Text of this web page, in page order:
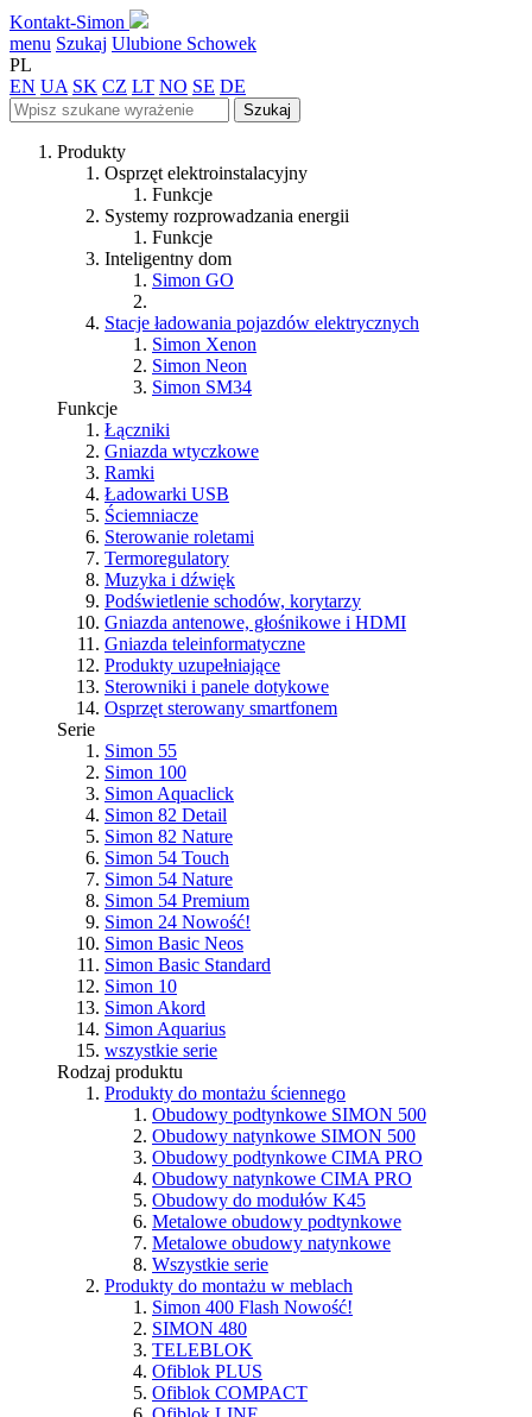
Kontakt-Simon
menu Szukaj Ulubione Schowek
PL
EN UA SK CZ LT NO SE DE
Szukaj
Produkty
Osprzęt elektroinstalacyjny
Funkcje
Systemy rozprowadzania energii
Funkcje
Inteligentny dom
Simon GO
Stacje ładowania pojazdów elektrycznych
Simon Xenon
Simon Neon
Simon SM34
Funkcje
Łączniki
Gniazda wtyczkowe
Ramki
Ładowarki USB
Ściemniacze
Sterowanie roletami
Termoregulatory
Muzyka i dźwięk
Podświetlenie schodów, korytarzy
Gniazda antenowe, głośnikowe i HDMI
Gniazda teleinformatyczne
Produkty uzupełniające
Sterowniki i panele dotykowe
Osprzęt sterowany smartfonem
Serie
Simon 55
Simon 100
Simon Aquaclick
Simon 82 Detail
Simon 82 Nature
Simon 54 Touch
Simon 54 Nature
Simon 54 Premium
Simon 24 Nowość!
Simon Basic Neos
Simon Basic Standard
Simon 10
Simon Akord
Simon Aquarius
wszystkie serie
Rodzaj produktu
Produkty do montażu ściennego
Obudowy podtynkowe SIMON 500
Obudowy natynkowe SIMON 500
Obudowy podtynkowe CIMA PRO
Obudowy natynkowe CIMA PRO
Obudowy do modułów K45
Metalowe obudowy podtynkowe
Metalowe obudowy natynkowe
Wszystkie serie
Produkty do montażu w meblach
Simon 400 Flash Nowość!
SIMON 480
TELEBLOK
Ofiblok PLUS
Ofiblok COMPACT